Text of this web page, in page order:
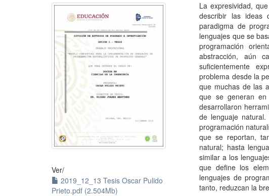
Ver/
2019_12_13 Tesis Oscar Pulido
Prieto.pdf (2.504Mb)
La expresividad,
describir las ideas
paradigma de
lenguajes que se
programación
abstracción, aún
suficientemente
problema desde la
que muchas de las
que se generan
desarrollaron
de lenguaje
programación
que se reportan,
natural; hasta
similar a los
que define los
lenguajes de
tanto, reduzcan la